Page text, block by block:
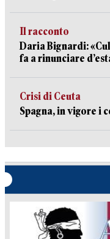
Il racconto
Daria Bignardi:
fa a rinunciare
Crisi di Ceuta
Spagna, in vigore i